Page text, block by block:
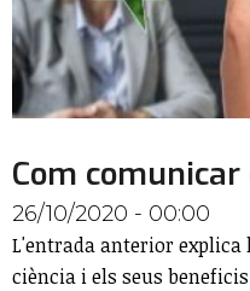
Com comunicar
26/10/2020 - 00:00
L'entrada anterior
ciència i els seus